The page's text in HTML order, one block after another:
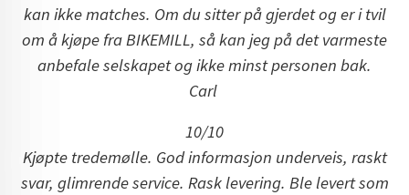
kan ikke matches. Om du sitter på gjerdet og er i tvil
om å kjøpe fra BIKEMILL, så kan jeg på det varmeste
anbefale selskapet og ikke minst personen bak.
Carl
10/10
Kjøpte tredemølle. God informasjon underveis, raskt
svar, glimrende service. Rask levering. Ble levert som